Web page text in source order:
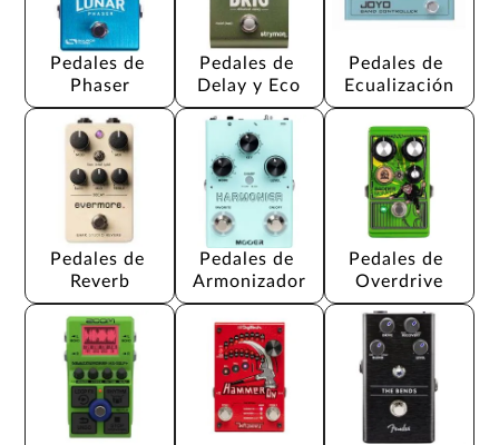
Pedales de
Phaser
Pedales de
Delay y Eco
Pedales de
Ecualización
Pedales de
Reverb
Pedales de
Armonizador
Pedales de
Overdrive